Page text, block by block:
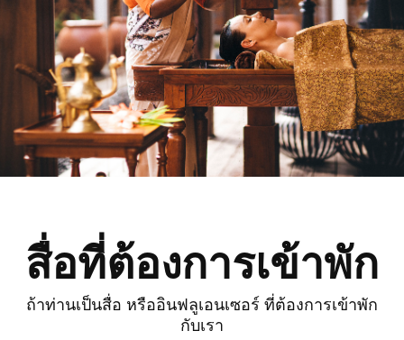
สื่อที่ต้องการเข้าพัก
ถ้าท่านเป็นสื่อ หรืออินฟลูเอนเซอร์ ที่ต้องการเข้าพัก
กับเรา